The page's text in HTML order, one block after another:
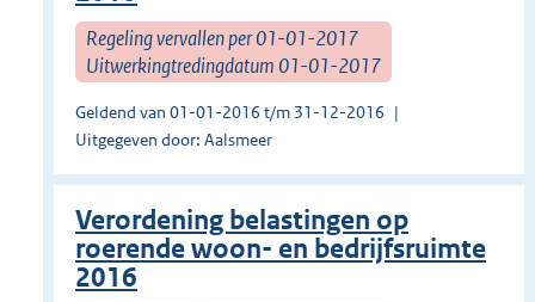
Regeling vervallen per 01-01-2017
Uitwerkingtredingdatum 01-01-2017
Geldend van 01-01-2016 t/m 31-12-2016
Uitgegeven door: Aalsmeer
Verordening belastingen op
roerende woon- en bedrijfsruimte
2016